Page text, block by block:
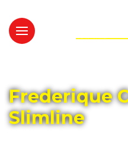
Frederique
Slimline